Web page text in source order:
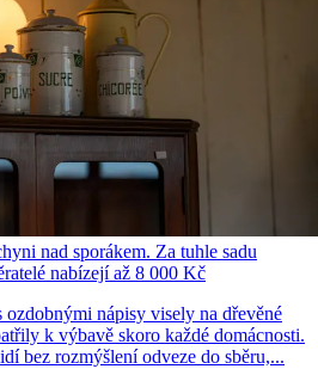
nad sporákem. Za tuhle sadu
nabízejí až 8 000 Kč
nápisy visely na dřevěné
k výbavě skoro každé domácnosti.
bez rozmýšlení odveze do sběru,...